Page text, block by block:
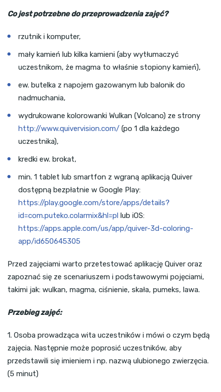
Co jest potrzebne do przeprowadzenia zajęć?
rzutnik i komputer,
mały kamień lub kilka kamieni (aby wytłumaczyć
uczestnikom, że magma to właśnie stopiony kamień),
ew. butelka z napojem gazowanym lub balonik do
nadmuchania,
wydrukowane kolorowanki Wulkan (Volcano) ze strony
http://www.quivervision.com/ (po 1 dla każdego
uczestnika),
kredki ew. brokat,
min. 1 tablet lub smartfon z wgraną aplikacją Quiver
dostępną bezpłatnie w Google Play:
https://play.google.com/store/apps/details?
id=com.puteko.colarmix&hl=pl lub iOS:
https://apps.apple.com/us/app/quiver-3d-coloring-
app/id650645305
Przed zajęciami warto przetestować aplikację Quiver oraz
zapoznać się ze scenariuszem i podstawowymi pojęciami,
takimi jak: wulkan, magma, ciśnienie, skała, pumeks, lawa.
Przebieg zajęć:
1. Osoba prowadząca wita uczestników i mówi o czym będą
zajęcia. Następnie może poprosić uczestników, aby
przedstawili się imieniem i np. nazwą ulubionego zwierzęcia.
(5 minut)